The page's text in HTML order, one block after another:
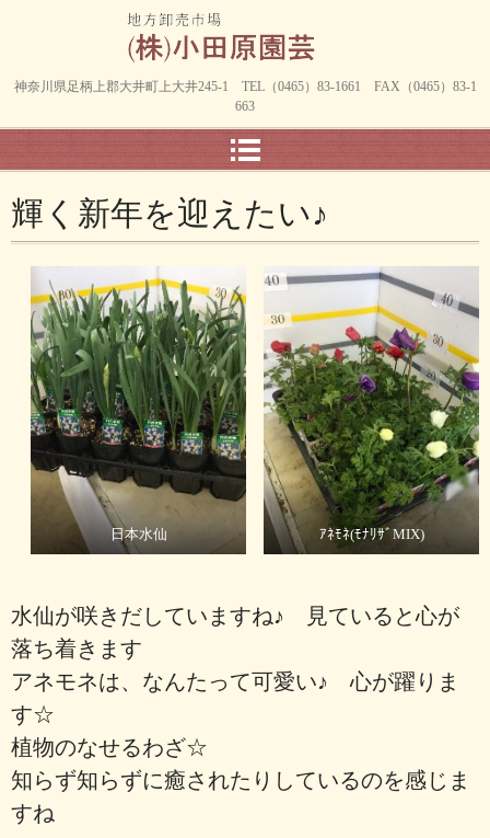
神奈川県足柄上郡大井町上大井245-1 TEL（0465）83-1661 FAX（0465）83-1
663
輝く新年を迎えたい♪
日本水仙 ｱﾈﾓﾈ(ﾓﾅﾘｻﾞMIX)
水仙が咲きだしていますね♪ 見ていると心が
落ち着きます
アネモネは、なんたって可愛い♪ 心が躍りま
す☆
植物のなせるわざ☆
知らず知らずに癒されたりしているのを感じま
すね